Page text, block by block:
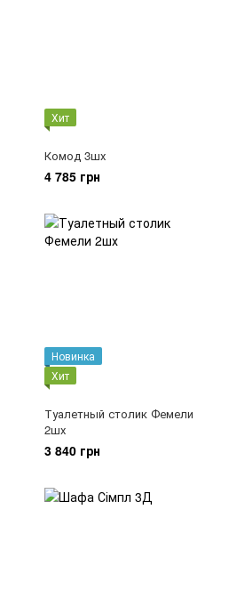
Хит
Комод 3шх
4 785 грн
Новинка
Хит
Туалетный столик Фемели
2шх
3 840 грн